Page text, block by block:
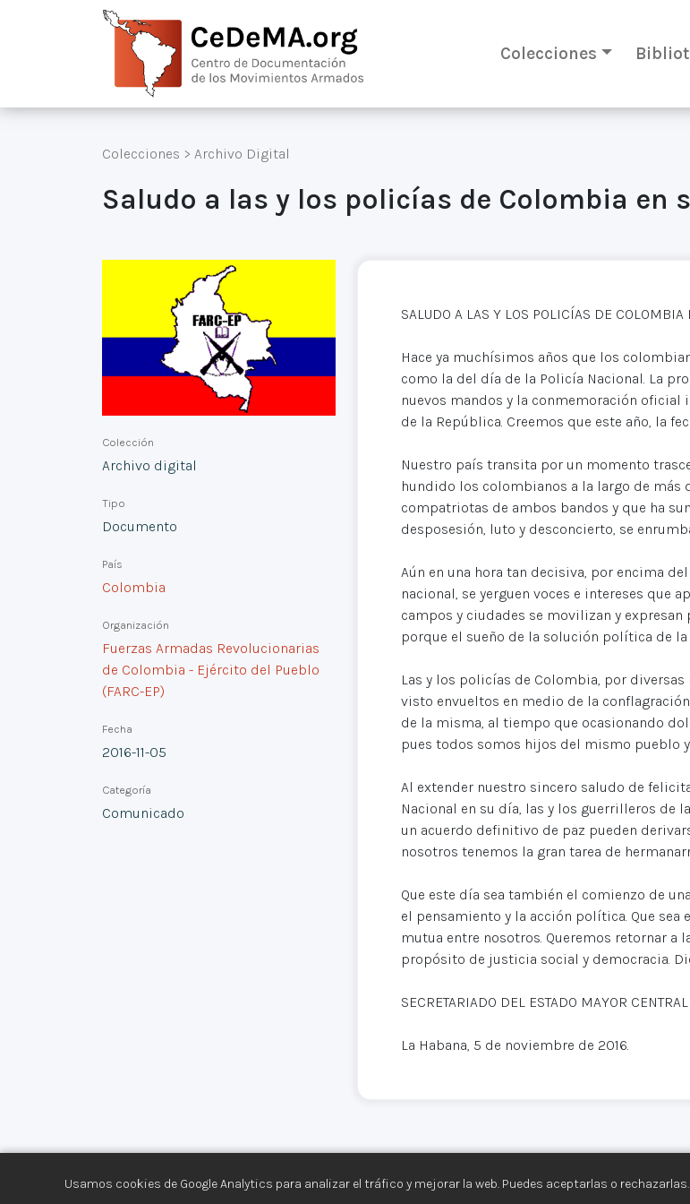
Usamos cookies de Google Analytics para analizar el tráfico y mejorar la web. Puedes aceptarlas o rechazarlas.
Colecciones
Colecciones > Archivo Digital
Saludo a las y los policías de Colombia en
Colección
Archivo digital
Tipo
Documento
País
Colombia
Organización
Fuerzas Armadas Revolucionarias
de Colombia - Ejército del Pueblo
(FARC-EP)
Fecha
2016-11-05
Categoría
Comunicado
SALUDO A LAS Y LOS POLICÍAS DE COLOMBIA
Hace ya muchísimos años que los
como la del día de la Policía Nacional. La
nuevos mandos y la conmemoración
de la República. Creemos que este año, la
Nuestro país transita por un momento
hundido los colombianos a la largo de más
compatriotas de ambos bandos y que ha
desposesión, luto y desconcierto, se
Aún en una hora tan decisiva, por encima
nacional, se yerguen voces e intereses que
campos y ciudades se movilizan y
porque el sueño de la solución política de
Las y los policías de Colombia, por
visto envueltos en medio de la
de la misma, al tiempo que ocasionando
pues todos somos hijos del mismo pueblo
Al extender nuestro sincero saludo de
Nacional en su día, las y los guerrilleros de
un acuerdo definitivo de paz pueden
nosotros tenemos la gran tarea de
Que este día sea también el comienzo de
el pensamiento y la acción política. Que
mutua entre nosotros. Queremos retornar a
propósito de justicia social y democracia.
SECRETARIADO DEL ESTADO MAYOR
La Habana, 5 de noviembre de 2016.
Centro de Documentación de los Movimientos Armados©